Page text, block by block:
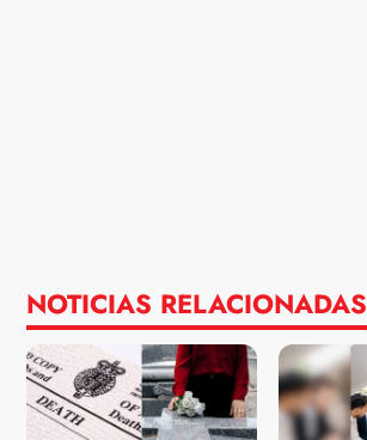
NOTICIAS RELACIONADAS